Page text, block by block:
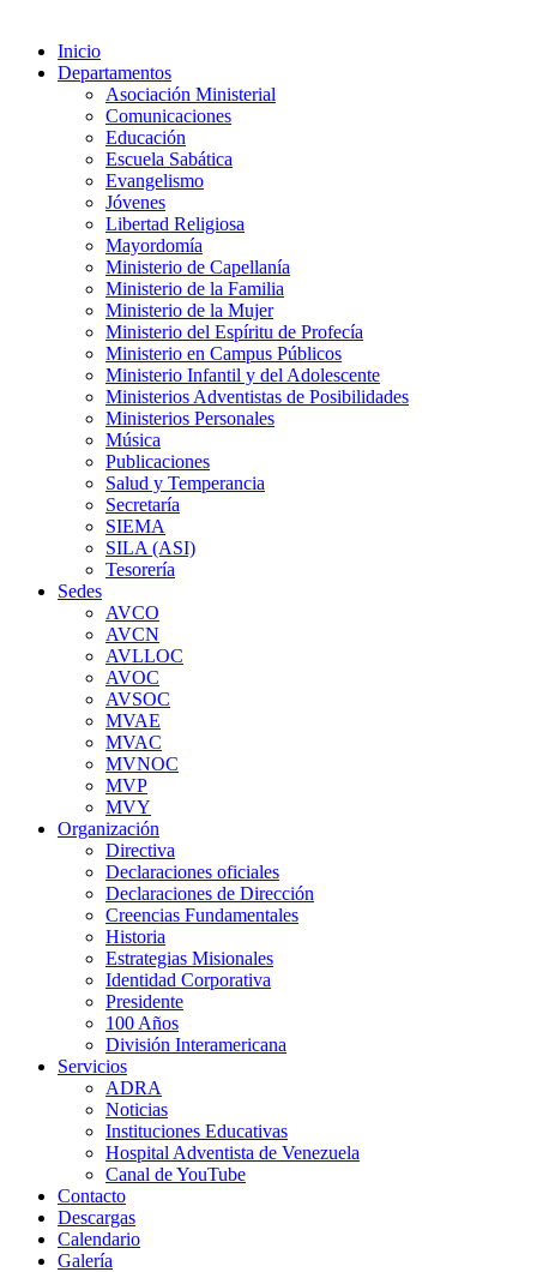
Inicio
Departamentos
Asociación Ministerial
Comunicaciones
Educación
Escuela Sabática
Evangelismo
Jóvenes
Libertad Religiosa
Mayordomía
Ministerio de Capellanía
Ministerio de la Familia
Ministerio de la Mujer
Ministerio del Espíritu de Profecía
Ministerio en Campus Públicos
Ministerio Infantil y del Adolescente
Ministerios Adventistas de Posibilidades
Ministerios Personales
Música
Publicaciones
Salud y Temperancia
Secretaría
SIEMA
SILA (ASI)
Tesorería
Sedes
AVCO
AVCN
AVLLOC
AVOC
AVSOC
MVAE
MVAC
MVNOC
MVP
MVY
Organización
Directiva
Declaraciones oficiales
Declaraciones de Dirección
Creencias Fundamentales
Historia
Estrategias Misionales
Identidad Corporativa
Presidente
100 Años
División Interamericana
Servicios
ADRA
Noticias
Instituciones Educativas
Hospital Adventista de Venezuela
Canal de YouTube
Contacto
Descargas
Calendario
Galería